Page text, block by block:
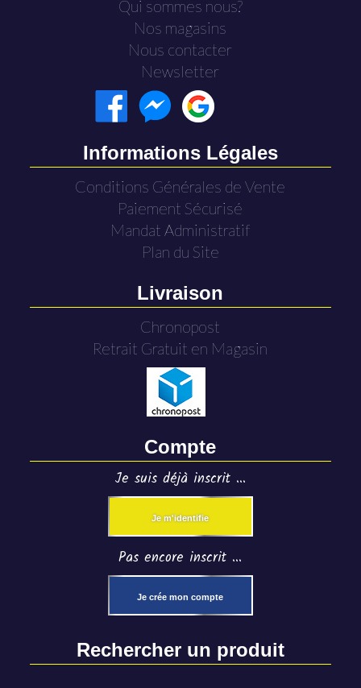
Qui sommes nous?
Nos magasins
Nous contacter
Newsletter
Informations Légales
Conditions Générales de Vente
Paiement Sécurisé
Mandat Administratif
Plan du Site
Livraison
Chronopost
Retrait Gratuit en Magasin
Compte
Je suis déjà inscrit ...
Je m'identifie
Pas encore inscrit ...
Je crée mon compte
Rechercher un produit